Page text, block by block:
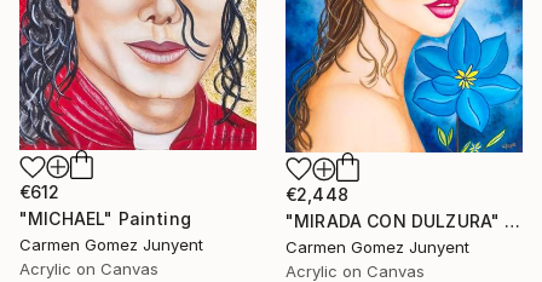
€612
"MICHAEL" Painting
Carmen Gomez Junyent
Acrylic on Canvas
€2,448
"MIRADA CON DULZURA" Painting
Carmen Gomez Junyent
Acrylic on Canvas